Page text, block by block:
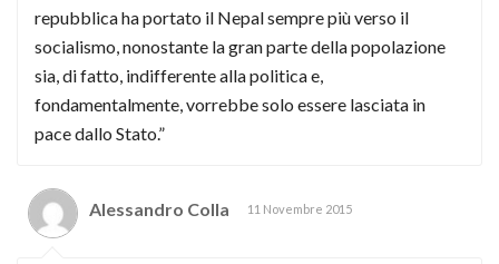
repubblica ha portato il Nepal sempre più verso il
socialismo, nonostante la gran parte della popolazione
sia, di fatto, indifferente alla politica e,
fondamentalmente, vorrebbe solo essere lasciata in
pace dallo Stato.”
Alessandro Colla 11 Novembre 2015